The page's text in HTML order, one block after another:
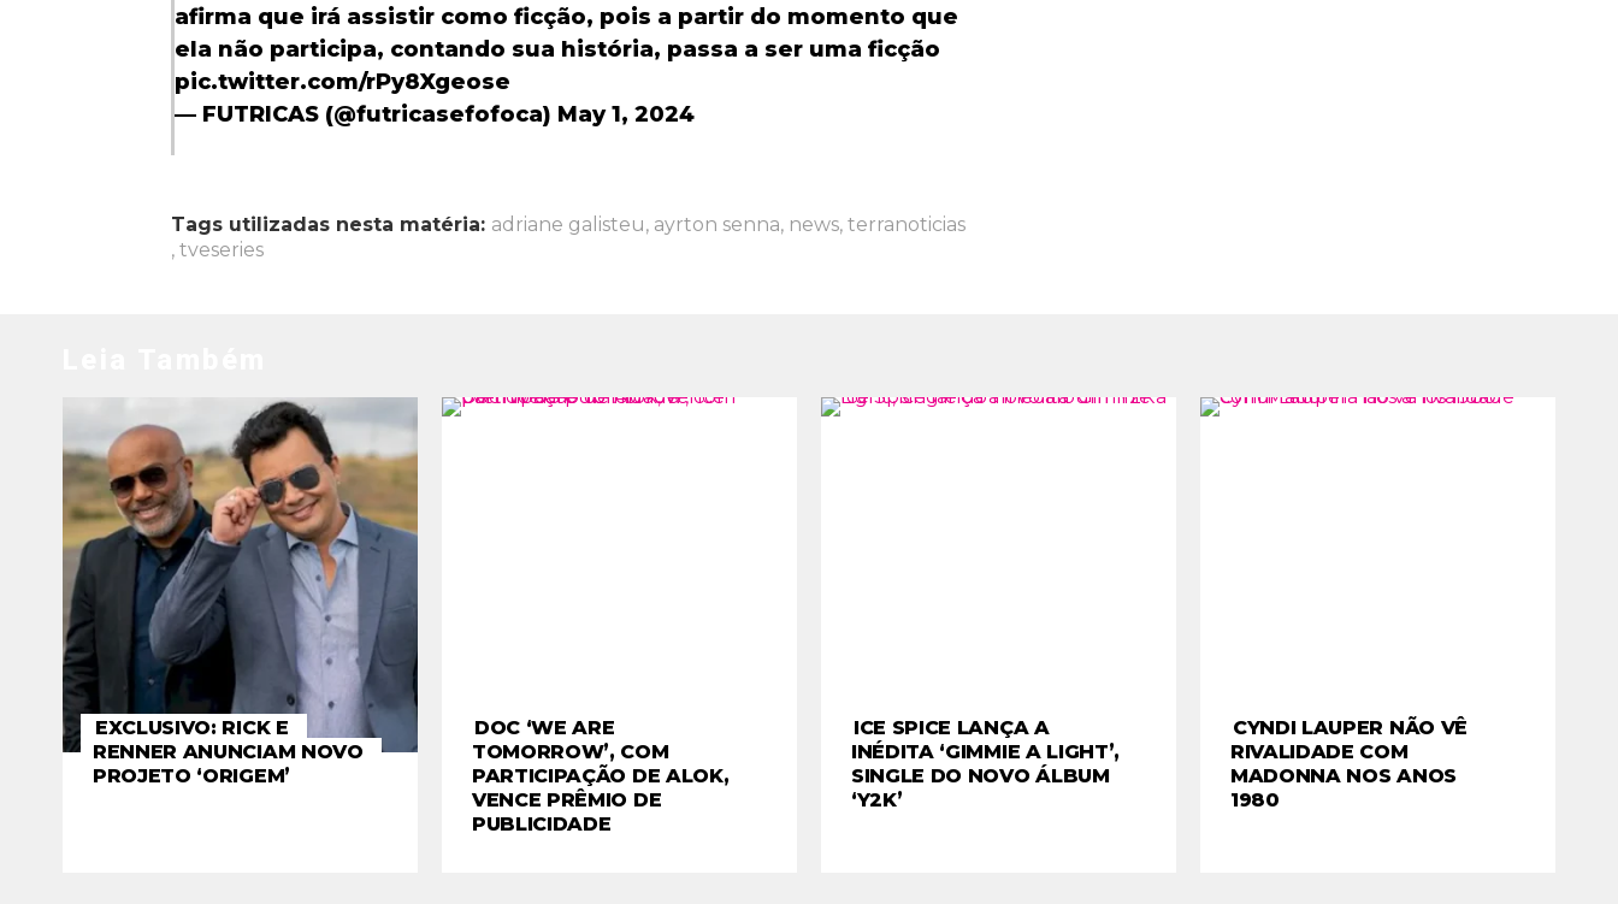
afirma que irá assistir como ficção, pois a partir do momento que
ela não participa, contando sua história, passa a ser uma ficção
pic.twitter.com/rPy8Xgeose
— FUTRICAS (@futricasefofoca) May 1, 2024
Tags utilizadas nesta matéria: adriane galisteu, ayrton senna, news, terranoticias
, tveseries
EXCLUSIVO: RICK E
RENNER ANUNCIAM NOVO
PROJETO ‘ORIGEM’
DOC ‘WE ARE
TOMORROW’, COM
PARTICIPAÇÃO DE ALOK,
VENCE PRÊMIO DE
PUBLICIDADE
ICE SPICE LANÇA A
INÉDITA ‘GIMMIE A LIGHT’,
SINGLE DO NOVO ÁLBUM
‘Y2K’
CYNDI LAUPER NÃO VÊ
RIVALIDADE COM
MADONNA NOS ANOS
1980